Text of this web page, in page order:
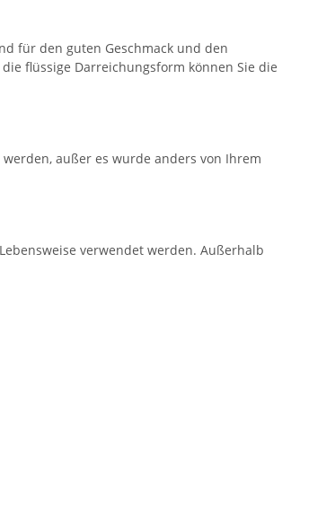
für den guten Geschmack und den
flüssige Darreichungsform können Sie die
außer es wurde anders von Ihrem
verwendet werden. Außerhalb